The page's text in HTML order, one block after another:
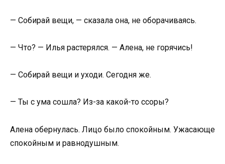
— Собирай вещи, — сказала она, не оборачиваясь.
— Что? — Илья растерялся. — Алена, не горячись!
— Собирай вещи и уходи. Сегодня же.
— Ты с ума сошла? Из-за какой-то ссоры?
Алена обернулась. Лицо было спокойным. Ужасающе
спокойным и равнодушным.